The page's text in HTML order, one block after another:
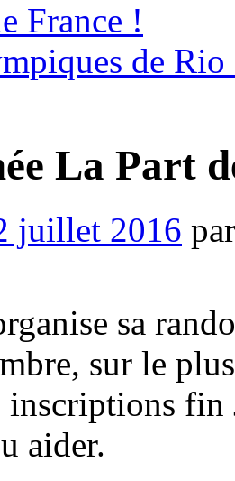
France !
de
La Part
juillet 2016 par
sa
sur le
inscriptions
aider.